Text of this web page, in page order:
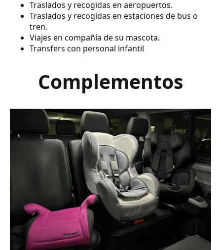
Traslados y recogidas en aeropuertos.
Traslados y recogidas en estaciones de bus o
tren.
Viajes en compañía de su mascota.
Transfers con personal infantil
Complementos